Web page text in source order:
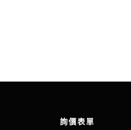
詢價表單